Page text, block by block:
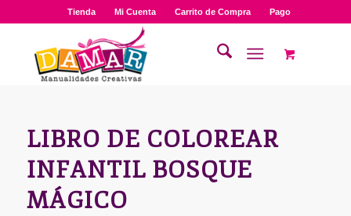
Tienda Mi Cuenta Carrito de Compra Pago
LIBRO DE COLOREAR
INFANTIL BOSQUE
MÁGICO